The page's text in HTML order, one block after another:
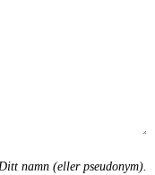
namn (eller pseudonym).